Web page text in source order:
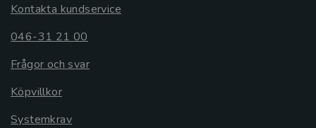
Kontakta kundservice
046-31 21 00
Frågor och svar
Köpvillkor
Systemkrav